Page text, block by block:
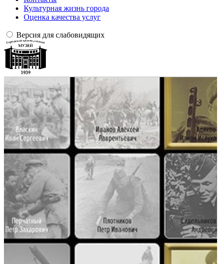
Культурная жизнь города
Оценка качества услуг
Версия для слабовидящих